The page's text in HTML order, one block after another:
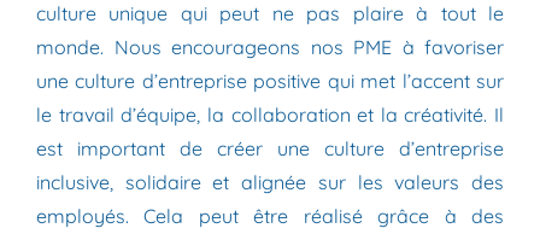
culture unique qui peut ne pas plaire à tout le
monde. Nous encourageons nos PME à favoriser
une culture d’entreprise positive qui met l’accent sur
le travail d’équipe, la collaboration et la créativité. Il
est important de créer une culture d’entreprise
inclusive, solidaire et alignée sur les valeurs des
employés. Cela peut être réalisé grâce à des